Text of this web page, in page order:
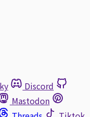
Discord
Mastodon